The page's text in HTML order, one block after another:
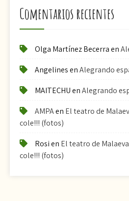
Comentarios recientes
Olga Martínez Becerraen
AngelinesenAlegrando
MAITECHUenAlegrando
AMPAen El teatro de
cole!!! (fotos)
Rosien El teatro de
cole!!! (fotos)